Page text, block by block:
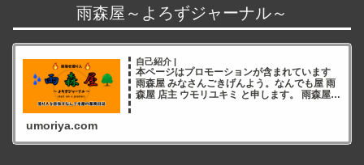
雨森屋～よろずジャーナル～
自己紹介 |
本ページはプロモーションが含まれています
雨森屋 みなさんごきげんよう。なんでも屋 雨
森屋 店主 ウモリユキミ と申します。 雨森屋店
umoriya.com